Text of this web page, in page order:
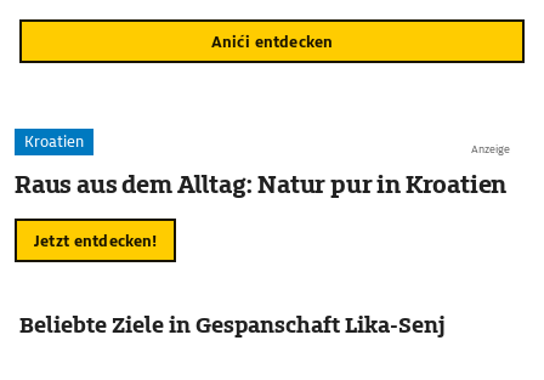
Anići entdecken
Anzeige
Kroatien
Raus aus dem Alltag: Natur pur in Kroatien
Jetzt entdecken!
Beliebte Ziele in Gespanschaft Lika-Senj